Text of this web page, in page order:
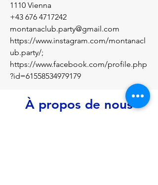
1110 Vienna
+43 676 4717242
montanaclub.party@gmail.com
https://www.instagram.com/montanacl
ub.party/;
https://www.facebook.com/profile.php
?id=61558534979179
À propos de nous